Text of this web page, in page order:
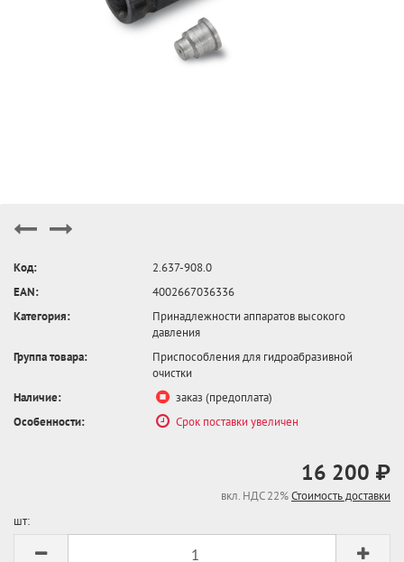
Код:
2.637-908.0
EAN:
4002667036336
Категория:
Принадлежности аппаратов высокого
давления
Группа товара:
Приспособления для гидроабразивной
очистки
Наличие:
заказ (предоплата)
Особенности:
Срок поставки увеличен
16 200 ₽
вкл. НДС 22%Стоимость доставки
шт: